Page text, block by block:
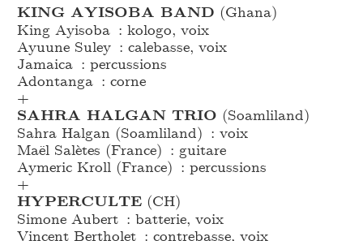
KING AYISOBA BAND (Ghana)
King Ayisoba : kologo, voix
Ayuune Suley : calebasse, voix
Jamaica : percussions
Adontanga : corne
+
SAHRA HALGAN TRIO (Soamliland)
Sahra Halgan (Soamliland) : voix
Maël Salètes (France) : guitare
Aymeric Kroll (France) : percussions
+
HYPERCULTE (CH)
Simone Aubert : batterie, voix
Vincent Bertholet : contrebasse, voix